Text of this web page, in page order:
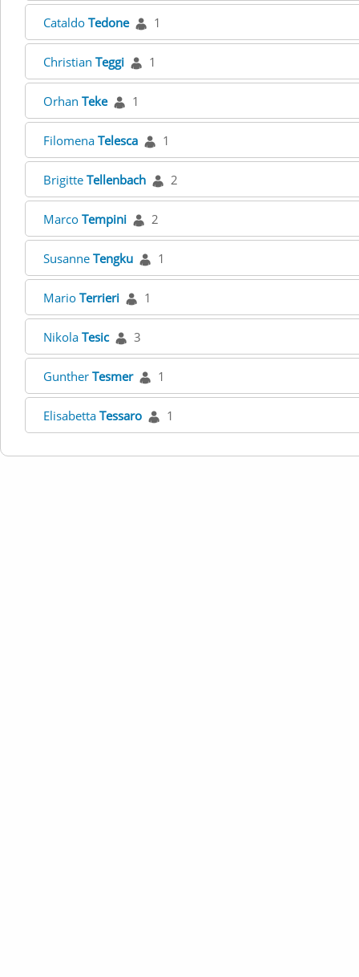
Cataldo Tedone 1
Christian Teggi 1
Orhan Teke 1
Filomena Telesca 1
Brigitte Tellenbach 2
Marco Tempini 2
Susanne Tengku 1
Mario Terrieri 1
Nikola Tesic 3
Gunther Tesmer 1
Elisabetta Tessaro 1